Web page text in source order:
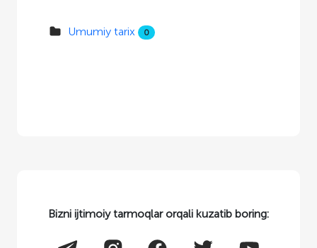
Umumiy tarix 0
Bizni ijtimoiy tarmoqlar orqali kuzatib boring: